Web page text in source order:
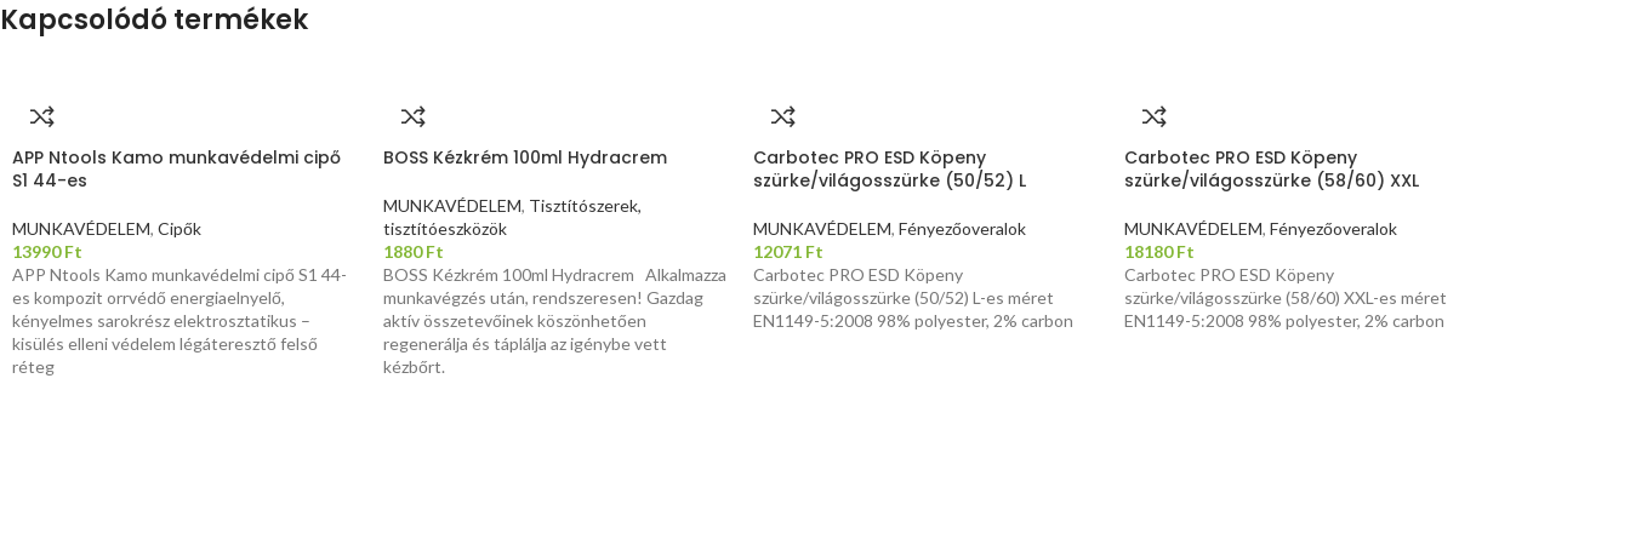
Kapcsolódó termékek
APP Ntools Kamo munkavédelmi cipő
S1 44-es
MUNKAVÉDELEM, Cipők
13990Ft
APP Ntools Kamo munkavédelmi cipő S1 44-
es kompozit orrvédő energiaelnyelő,
kényelmes sarokrész elektrosztatikus –
kisülés elleni védelem légáteresztő felső
réteg
BOSS Kézkrém 100ml Hydracrem
MUNKAVÉDELEM, Tisztítószerek,
tisztítóeszközök
1880Ft
BOSS Kézkrém 100ml Hydracrem Alkalmazza
munkavégzés után, rendszeresen! Gazdag
aktív összetevőinek köszönhetően
regenerálja és táplálja az igénybe vett
kézbőrt.
Carbotec PRO ESD Köpeny
szürke/világosszürke (50/52) L
MUNKAVÉDELEM, Fényezőoveralok
12071 Ft
Carbotec PRO ESD Köpeny
szürke/világosszürke (50/52) L-es méret
EN1149-5:2008 98% polyester, 2% carbon
Carbotec PRO ESD Köpeny
szürke/világosszürke (58/60) XXL
MUNKAVÉDELEM, Fényezőoveralok
18180Ft
Carbotec PRO ESD Köpeny
szürke/világosszürke (58/60) XXL-es méret
EN1149-5:2008 98% polyester, 2% carbon